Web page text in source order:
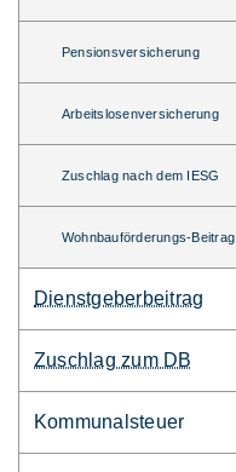
Pensionsversicherung
Arbeitslosenversicherung
Zuschlag nach dem IESG
Wohnbauförderungs-Beitrag
Dienstgeberbeitrag
Zuschlag zum DB
Kommunalsteuer